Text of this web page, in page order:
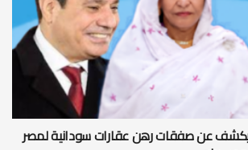
عن صفقات رهن عقارات سودانية لمصر